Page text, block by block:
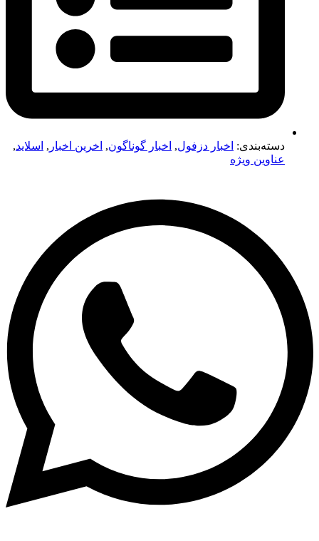
دسته‌بندی: اخبار دزفول,اخبار گوناگون,اخرین اخبار,اسلاید,
عناوین ویژه